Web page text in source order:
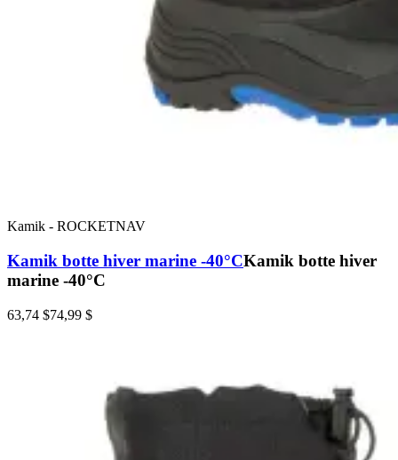
Kamik - ROCKETNAV
Kamik botte hiver marine -40°CKamik botte hiver
marine -40°C
63,74 $74,99 $